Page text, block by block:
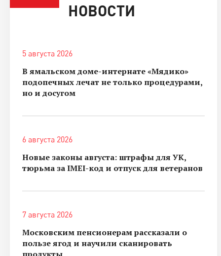
НОВОСТИ
5 августа 2026
В ямальском доме-интернате «Мядико»
подопечных лечат не только процедурами,
но и досугом
6 августа 2026
Новые законы августа: штрафы для УК,
тюрьма за IMEI-код и отпуск для ветеранов
7 августа 2026
Московским пенсионерам рассказали о
пользе ягод и научили сканировать